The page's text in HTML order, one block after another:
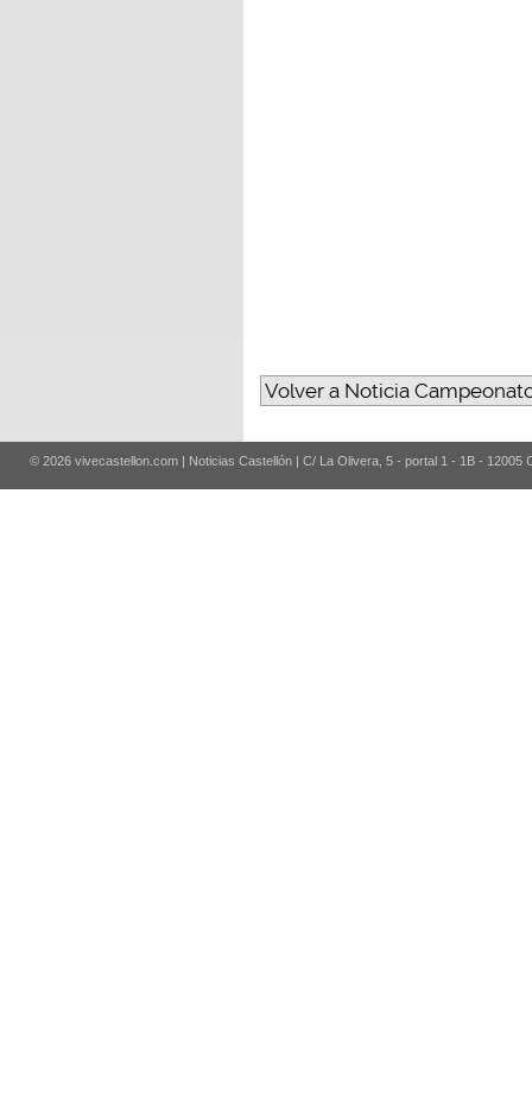
Volver a Noticia
© 2026 vivecastellon.com | Noticias Castellón | C/ La Olivera, 5 - portal 1 - 1B - 12005